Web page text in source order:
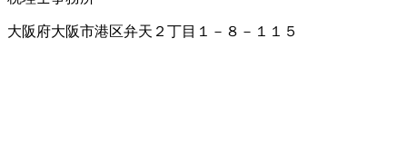
大阪府大阪市港区弁天２丁目１－８－１１５